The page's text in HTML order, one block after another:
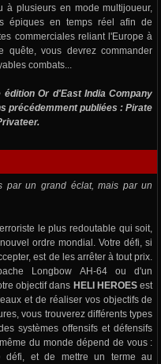
à plusieurs en mode multijoueur,
épiques en temps réel afin de
commerciales reliant l'Europe à
quête, vous devrez commander
combats...
Or d'East India Company
précédemment publiées : Pirate
par un grand éclat, mais par un
le plus redoutable qui soit,
ordre mondial. Votre défi, si
est de les arrêter à tout prix.
Longbow AH-64 ou d'un
objectif dans HELI HEROES est
et de réaliser vos objectifs de
vous trouverez différents types
systèmes offensifs et défensifs
du monde dépend de vous :
et de mettre un terme au